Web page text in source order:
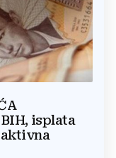
isplata